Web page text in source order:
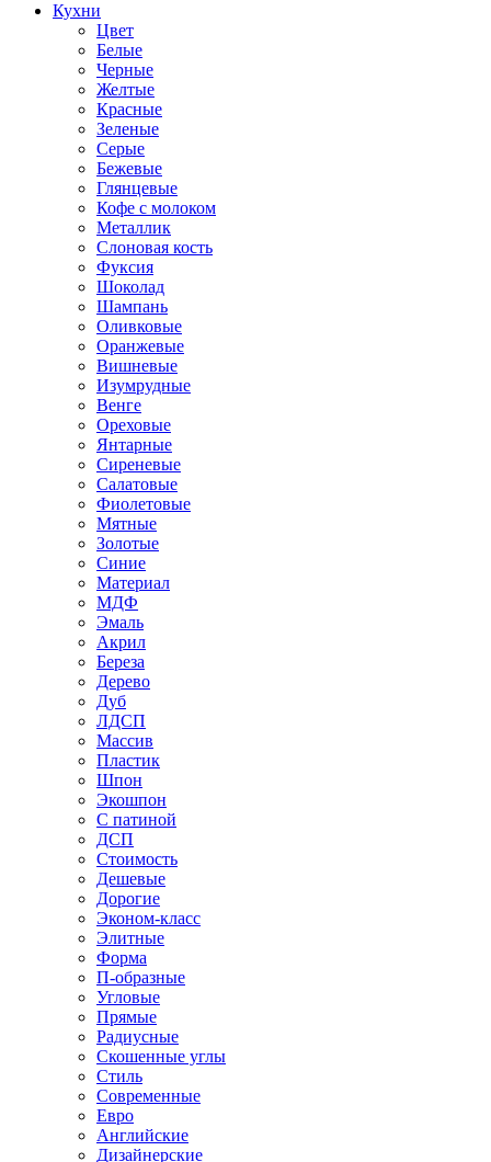
Кухни
Цвет
Белые
Черные
Желтые
Красные
Зеленые
Серые
Бежевые
Глянцевые
Кофе с молоком
Металлик
Слоновая кость
Фуксия
Шоколад
Шампань
Оливковые
Оранжевые
Вишневые
Изумрудные
Венге
Ореховые
Янтарные
Сиреневые
Салатовые
Фиолетовые
Мятные
Золотые
Синие
Материал
МДФ
Эмаль
Акрил
Береза
Дерево
Дуб
ЛДСП
Массив
Пластик
Шпон
Экошпон
С патиной
ДСП
Стоимость
Дешевые
Дорогие
Эконом-класс
Элитные
Форма
П-образные
Угловые
Прямые
Радиусные
Скошенные углы
Стиль
Современные
Евро
Английские
Дизайнерские